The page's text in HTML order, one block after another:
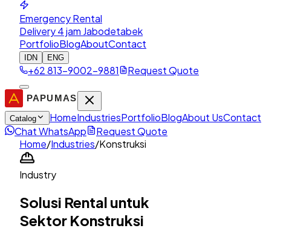
Emergency Rental
Delivery 4 jam Jabodetabek
PortfolioBlogAboutContact
IDN ENG
+62 813-9002-9881 Request Quote
Catalog HomeIndustriesPortfolioBlogAbout UsContact
Chat WhatsApp
Request Quote
Home/Industries/Konstruksi
Industry
Solusi Rental untuk
Sektor Konstruksi